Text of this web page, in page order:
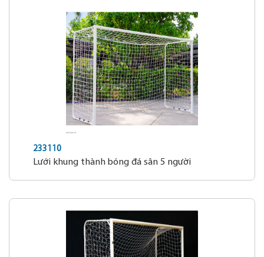
233110
Lưới khung thành bóng đá sân 5 người